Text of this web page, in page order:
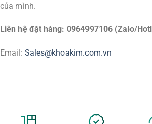
của mình.
Liên hệ đặt hàng: 0964997106 (Zalo/
Email: Sales@khoakim.com.vn